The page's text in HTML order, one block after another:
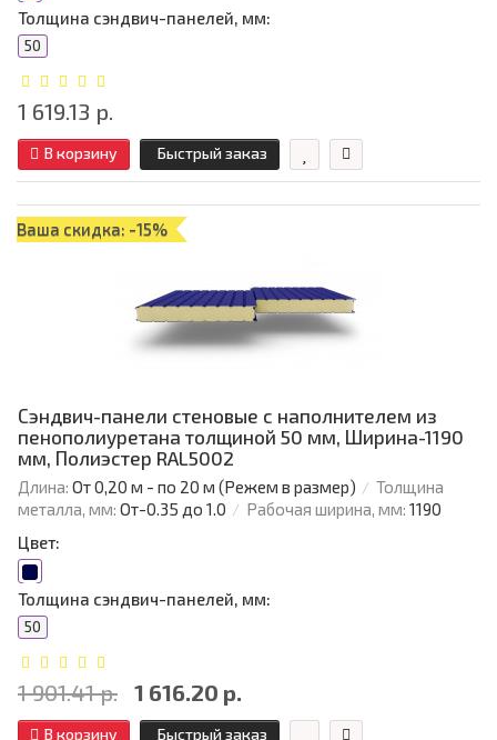
Толщина сэндвич-панелей, мм:
50
1 619.13 р.
В корзину Быстрый заказ
Ваша скидка: -15%
Сэндвич-панели стеновые с наполнителем из
пенополиуретана толщиной 50 мм, Ширина-1190
мм, Полиэстер RAL5002
Длина: От 0,20 м - по 20 м (Режем в размер)
Толщина
металла, мм: От-0.35 до 1.0 Рабочая ширина, мм: 1190
Цвет:
Толщина сэндвич-панелей, мм:
50
1 901.41 р. 1 616.20 р.
В корзину Быстрый заказ